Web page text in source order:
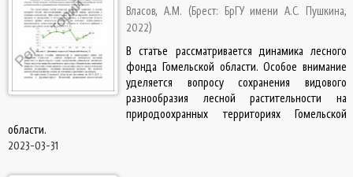
Власов, А.М. (Брест: БрГУ имени А.С. Пушкина,
2022)
В статье рассматривается динамика лесного
фонда Гомельской области. Особое внимание
уделяется вопросу сохранения видового
разнообразия лесной растительности на
природоохранных территориях Гомельской
области.
2023-03-31